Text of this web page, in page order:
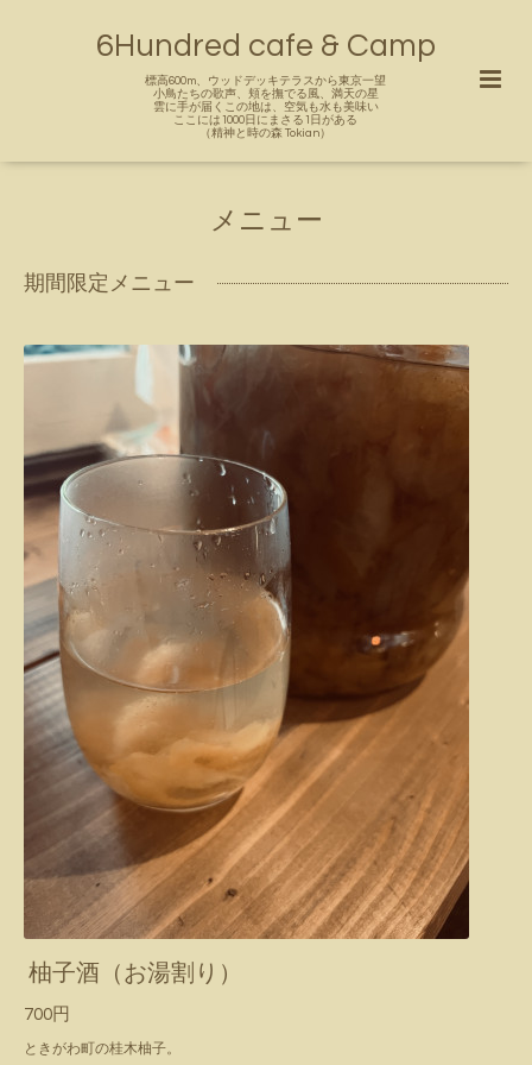
6Hundred cafe & Camp
標高600m、ウッドデッキテラスから東京一望
小鳥たちの歌声、頬を撫でる風、満天の星
雲に手が届くこの地は、空気も水も美味い
ここには1000日にまさる1日がある
（精神と時の森 Tokian）
メニュー
期間限定メニュー
柚子酒（お湯割り）
700円
ときがわ町の桂木柚子。